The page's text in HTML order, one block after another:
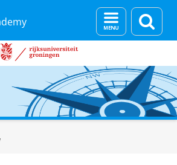
Menu
en